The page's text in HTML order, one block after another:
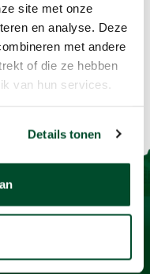
site met onze
en analyse. Deze
met andere
of die ze hebben
van hun services.
Details tonen